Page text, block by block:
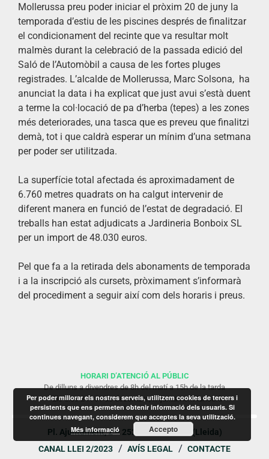
Mollerussa preu poder iniciar el pròxim 20 de juny la
temporada d’estiu de les piscines després de finalitzar
el condicionament del recinte que va resultar molt
malmès durant la celebració de la passada edició del
Saló de l’Automòbil a causa de les fortes pluges
registrades. L’alcalde de Mollerussa, Marc Solsona, ha
anunciat la data i ha explicat que just avui s’està duent
a terme la col·locació de pa d’herba (tepes) a les zones
més deteriorades, una tasca que es preveu que finalitzi
demà, tot i que caldrà esperar un mínim d’una setmana
per poder ser utilitzada.
La superfície total afectada és aproximadament de
6.760 metres quadrats on ha calgut intervenir de
diferent manera en funció de l’estat de degradació. El
treballs han estat adjudicats a Jardineria Bonboix SL
per un import de 48.030 euros.
Pel que fa a la retirada dels abonaments de temporada
i a la inscripció als cursets, pròximament s’informarà
del procediment a seguir així com dels horaris i preus.
HORARI D’ATENCIÓ AL PÚBLIC
De dilluns a divendres de 8h del matí a 15h de la tarda
* Els dies 24 i 31 de desembre, l’Ajuntament tancarà
Pl. Ajuntament, 2 – 25230 Mollerussa (Lleida)
CANAL LLEI 2/2023
AVÍS LEGAL CONTACTE
Per poder millorar els nostres serveis, utilitzem cookies de tercers i
persistents que ens permeten obtenir informació dels usuaris. Si
continues navegant, considerem que acceptes la seva utilització.
Més informació
Accepto